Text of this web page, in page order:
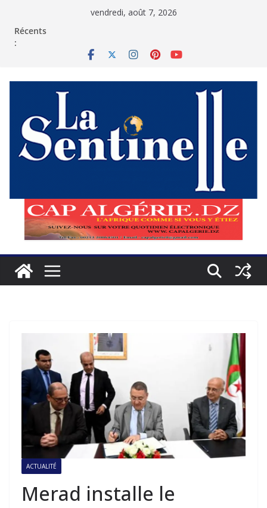
vendredi, août 7, 2026
Récents
:
ACTUALITÉ
Merad installe le